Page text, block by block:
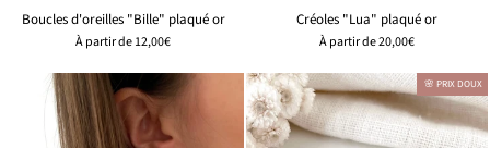
Boucles d'oreilles "Bille" plaqué or
À partir de12,00€
Créoles "Lua" plaqué or
À partir de20,00€
🌸 PRIX DOUX